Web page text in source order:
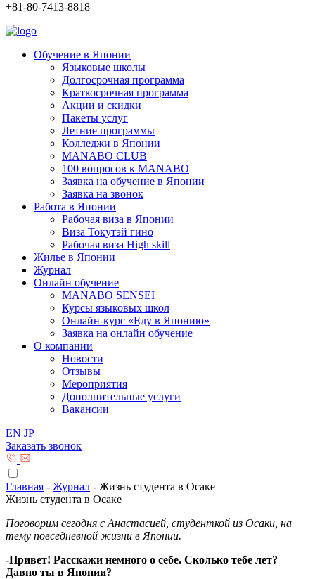
+81-80-7413-8818
Обучение в Японии
Языковые школы
Долгосрочная программа
Краткосрочная программа
Акции и скидки
Пакеты услуг
Летние программы
Колледжи в Японии
MANABO CLUB
100 вопросов к MАNABO
Заявка на обучение в Японии
Заявка на звонок
Работа в Японии
Рабочая виза в Японии
Виза Токутэй гино
Рабочая виза High skill
Жилье в Японии
Журнал
Онлайн обучение
MANABO SENSEI
Курсы языковых школ
Онлайн-курс «Еду в Японию»
Заявка на онлайн обучение
О компании
Новости
Отзывы
Мероприятия
Дополнительные услуги
Вакансии
EN JP
Заказать звонок
Главная - Журнал - Жизнь студента в Осаке
Жизнь студента в Осаке
Поговорим сегодня с Анастасией, студенткой из Осаки, на
тему повседневной жизни в Японии.
-Привет! Расскажи немного о себе. Сколько тебе лет?
Давно ты в Японии?